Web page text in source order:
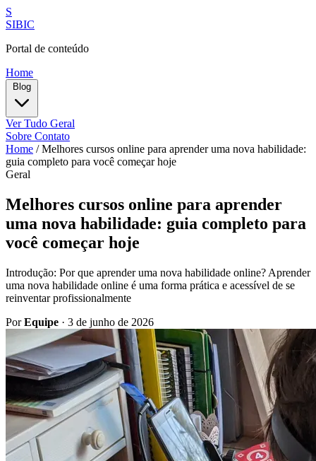
S
SIBIC
Portal de conteúdo
Home
Ver Tudo Geral
Sobre Contato
Home / Melhores cursos online para aprender uma nova habilidade:
guia completo para você começar hoje
Geral
Melhores cursos online para aprender
uma nova habilidade: guia completo para
você começar hoje
Introdução: Por que aprender uma nova habilidade online? Aprender
uma nova habilidade online é uma forma prática e acessível de se
reinventar profissionalmente
PorEquipe · 3 de junho de 2026